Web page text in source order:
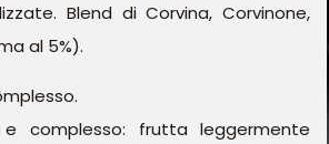
Blend di Corvina, Corvinone,
al 5%).
complesso: frutta leggermente